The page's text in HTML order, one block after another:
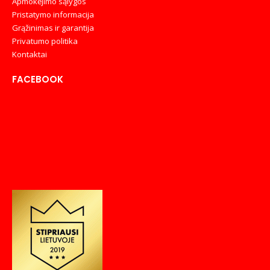
Pristatymo informacija
Grąžinimas ir garantija
Privatumo politika
Kontaktai
FACEBOOK